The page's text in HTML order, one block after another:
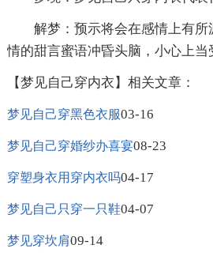
解梦：预示将会在感情上有所
情的甜言蜜语冲昏头脑，小心上当
【梦见自己穿内衣】相关文章：
梦见自己穿黑色衣服03-16
梦见自己穿婚纱办喜宴08-23
穿塑身衣用穿内衣吗04-17
梦见自己只穿一只鞋04-07
梦见穿坎肩09-14